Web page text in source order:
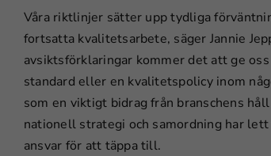
Våra riktlinjer sätter upp tydliga
fortsatta kvalitetsarbete, säger Jannie
avsiktsförklaringar kommer det att ge
standard eller en kvalitetspolicy inom
som en viktigt bidrag från branschens
nationell strategi och samordning har
ansvar för att täppa till.